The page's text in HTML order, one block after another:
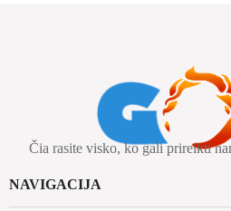
Čia rasite visko, ko gali prireikti
NAVIGACIJA